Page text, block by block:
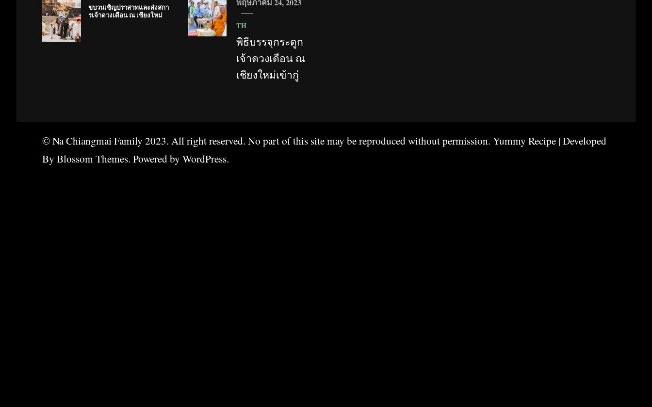
ขบวนเชิญปราสาทและส่งสกา
รเจ้าดวงเดือน ณ เชียงใหม่
TH
พิธีบรรจุกระดูก
เจ้าดวงเดือน ณ
เชียงใหม่เข้ากู่
© Na Chiangmai Family 2023. All right reserved. No part of this site may be reproduced without permission. Yummy Recipe | Developed
By Blossom Themes. Powered by WordPress.